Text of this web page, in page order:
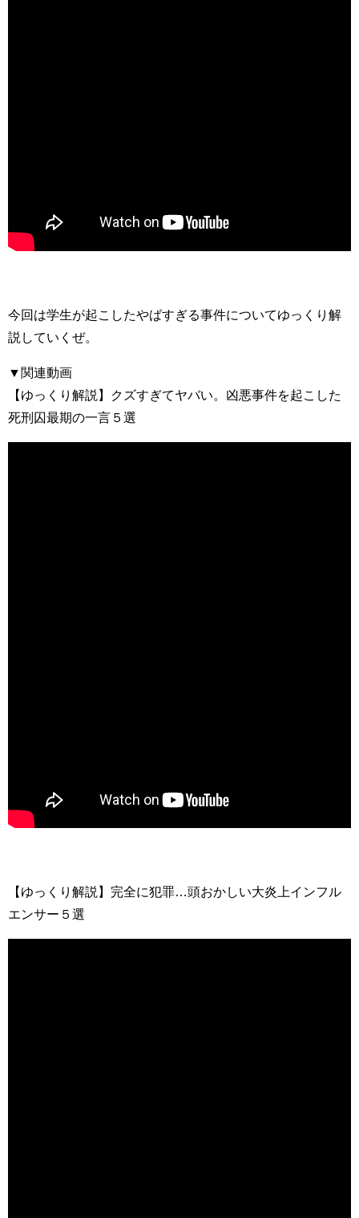
今回は学生が起こしたやばすぎる事件についてゆっくり解
説していくぜ。
▼関連動画
【ゆっくり解説】クズすぎてヤバい。凶悪事件を起こした
死刑囚最期の一言５選
【ゆっくり解説】完全に犯罪…頭おかしい大炎上インフル
エンサー５選